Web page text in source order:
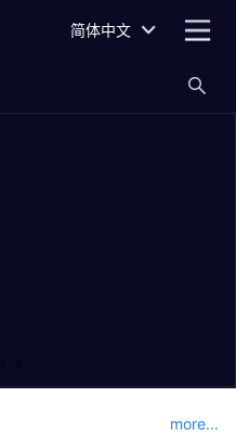
简体中文
more...